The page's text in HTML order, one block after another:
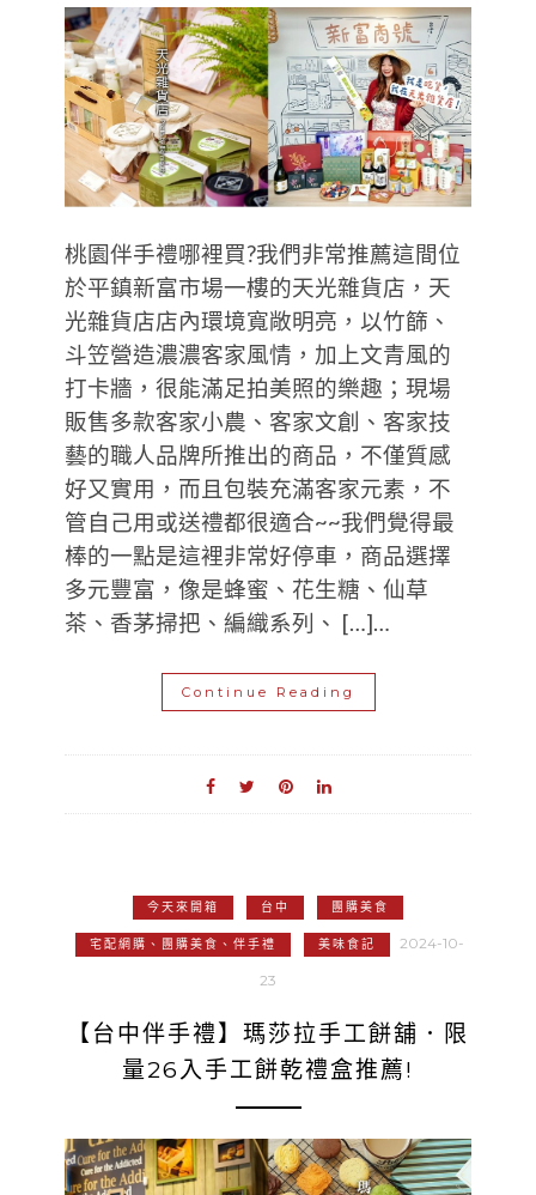
桃園伴手禮哪裡買?我們非常推薦這間位
於平鎮新富市場一樓的天光雜貨店，天
光雜貨店店內環境寬敞明亮，以竹篩、
斗笠營造濃濃客家風情，加上文青風的
打卡牆，很能滿足拍美照的樂趣；現場
販售多款客家小農、客家文創、客家技
藝的職人品牌所推出的商品，不僅質感
好又實用，而且包裝充滿客家元素，不
管自己用或送禮都很適合~~我們覺得最
棒的一點是這裡非常好停車，商品選擇
多元豐富，像是蜂蜜、花生糖、仙草
茶、香茅掃把、編織系列、 […]…
Continue Reading
今天來開箱 台中 團購美食
宅配網購、團購美食、伴手禮 美味食記 2024-10-
23
【台中伴手禮】瑪莎拉手工餅舖．限
量26入手工餅乾禮盒推薦!